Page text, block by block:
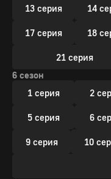
13 серия 14
17 серия 18
21 серия
6 сезон
1 серия
2
5 серия 6
9 серия 10